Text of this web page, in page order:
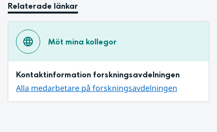
Relaterade länkar
Möt mina kollegor
Kontaktinformation forskningsavdelningen
Alla medarbetare på forskningsavdelningen